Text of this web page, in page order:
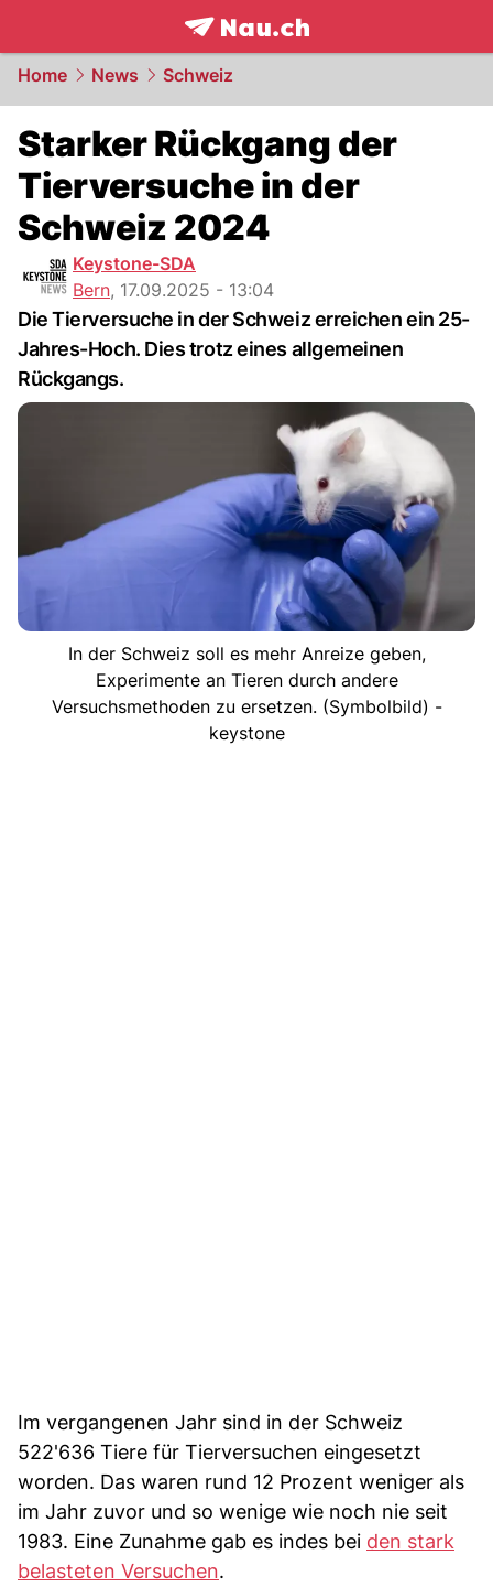
frontpage.NAU.ch
Home News Schweiz
Starker Rückgang der
Tierversuche in der
Schweiz 2024
Keystone-SDA
Bern, 17.09.2025 - 13:04
Die Tierversuche in der Schweiz erreichen ein 25-
Jahres-Hoch. Dies trotz eines allgemeinen
Rückgangs.
In der Schweiz soll es mehr Anreize geben,
Experimente an Tieren durch andere
Versuchsmethoden zu ersetzen. (Symbolbild) -
keystone
Im vergangenen Jahr sind in der Schweiz
522'636 Tiere für Tierversuchen eingesetzt
worden. Das waren rund 12 Prozent weniger als
im Jahr zuvor und so wenige wie noch nie seit
1983. Eine Zunahme gab es indes bei den stark
belasteten Versuchen.